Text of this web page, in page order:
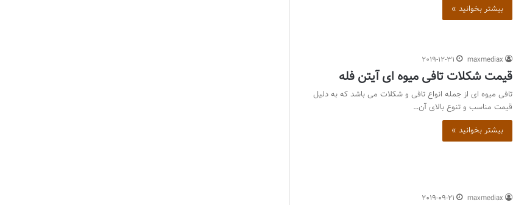
بیشتر بخوانید »
maxmediax
2019-12-31
قیمت شکلات تافی میوه ای آیتن فله
تافی میوه ای از جمله انواع تافی و شکلات می باشد که به دلیل
قیمت مناسب و تنوع بالای آن…
بیشتر بخوانید »
maxmediax
2019-09-21